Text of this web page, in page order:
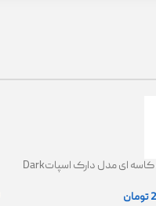
کرم ضدلک کاسه ای مدل دارک اسپاتDark
تومان